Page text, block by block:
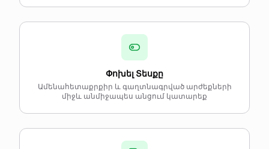
Փոխել Տեսքը
Ամենահետաքրքիր և գաղտնագրված արժեքների
միջև անմիջապես անցում կատարեք